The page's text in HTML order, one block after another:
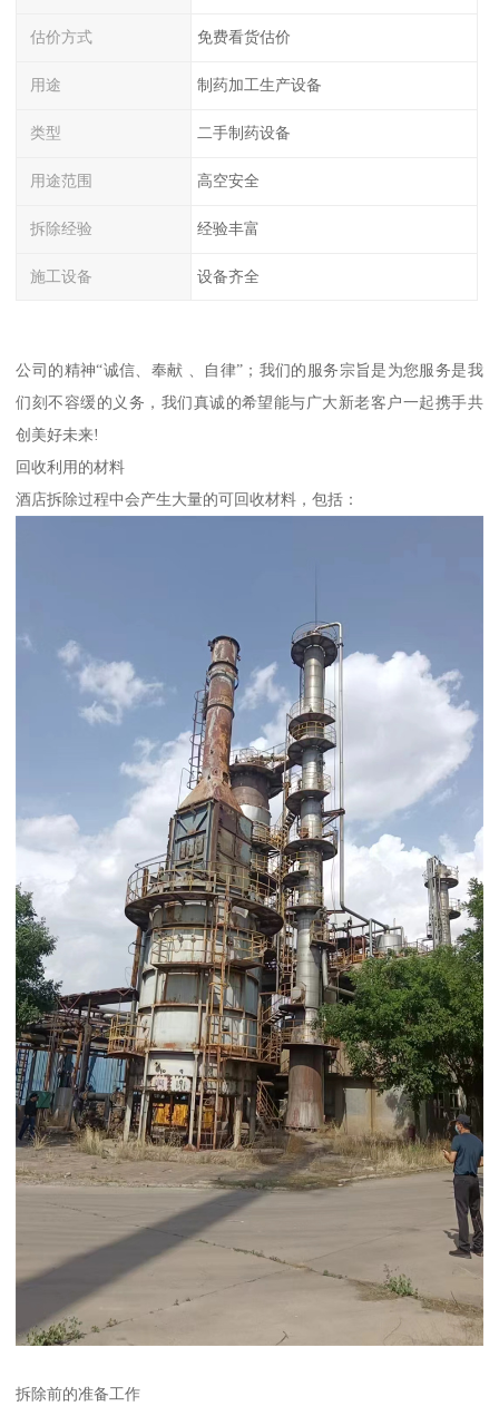
估价方式 免费看货估价
用途 制药加工生产设备
类型 二手制药设备
用途范围 高空安全
拆除经验 经验丰富
施工设备 设备齐全
公司的精神“诚信、奉献 、自律”；我们的服务宗旨是为您服务是我
们刻不容缓的义务，我们真诚的希望能与广大新老客户一起携手共
创美好未来!
回收利用的材料
酒店拆除过程中会产生大量的可回收材料，包括：
拆除前的准备工作